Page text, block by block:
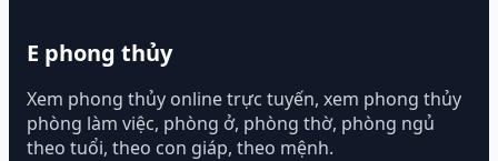
E phong thủy
Xem phong thủy online trực tuyến, xem phong thủy
phòng làm việc, phòng ở, phòng thờ, phòng ngủ
theo tuổi, theo con giáp, theo mệnh.